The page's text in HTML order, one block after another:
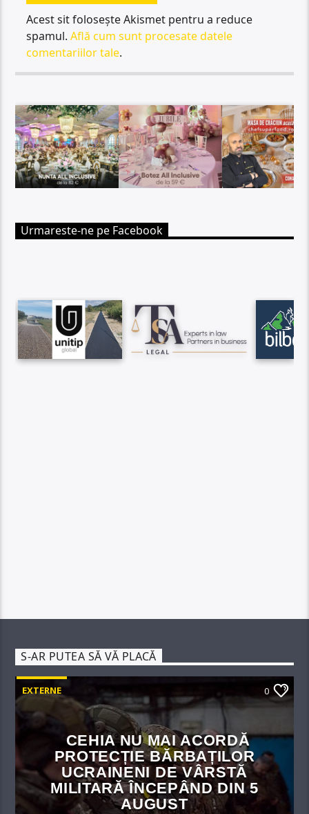
Acest sit folosește Akismet pentru a reduce
spamul.Află cum sunt procesate datele
comentariilor tale.
Urmareste-ne pe Facebook
S-AR PUTEA SĂ VĂ PLACĂ
EXTERNE 0
CEHIA NU MAI ACORDĂ
PROTECȚIE BĂRBAȚILOR
UCRAINENI DE VÂRSTĂ
MILITARĂ ÎNCEPÂND DIN 5
AUGUST